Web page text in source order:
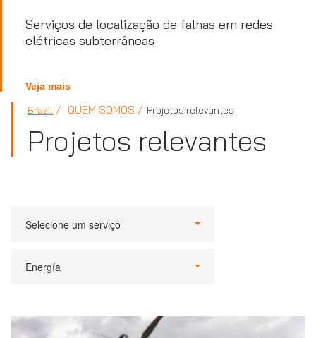
Serviços de localização de falhas em redes
elétricas subterrâneas
Veja mais
Brazil QUEM SOMOS Projetos relevantes
Projetos relevantes
Selecione um serviço
Energía